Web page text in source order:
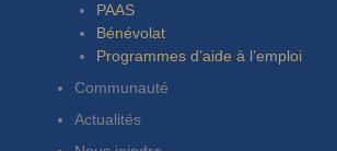
PAAS
Bénévolat
Programmes d’aide à l’emploi
Communauté
Actualités